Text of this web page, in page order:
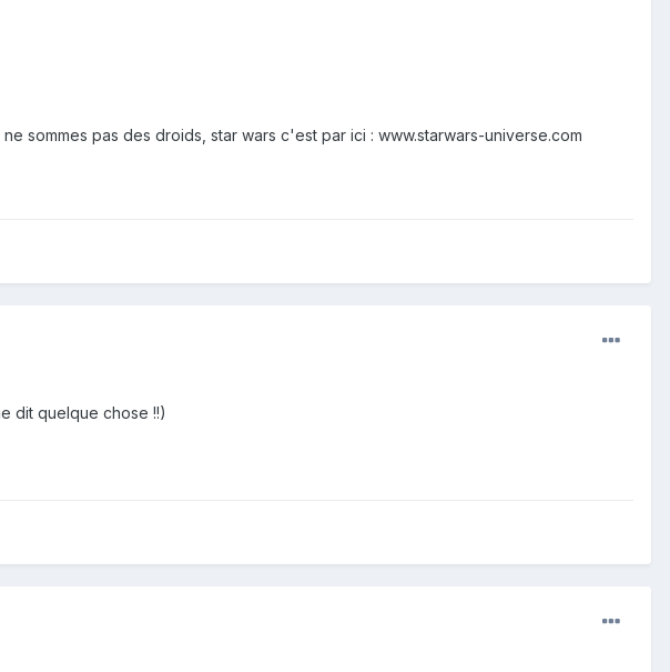
sommes pas des droids, star wars c'est par ici : www.starwars-universe.com
dit quelque chose !!)